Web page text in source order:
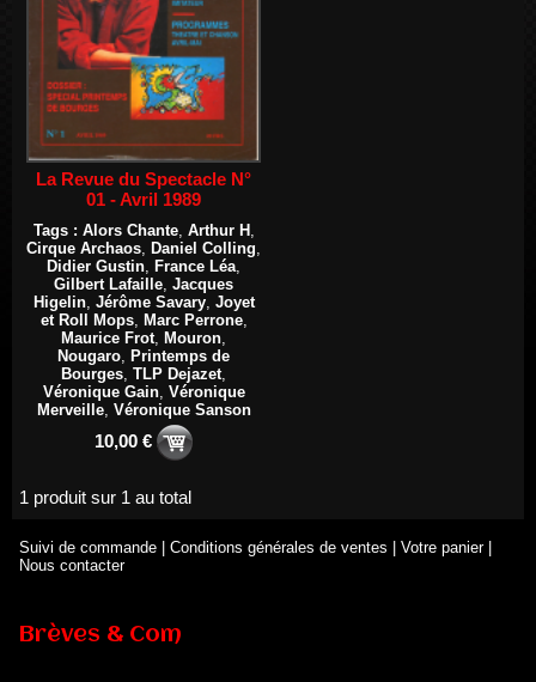
La Revue du Spectacle N°
01 - Avril 1989
Tags : Alors Chante, Arthur H ,
Cirque Archaos, Daniel Colling,
Didier Gustin, France Léa,
Gilbert Lafaille, Jacques
Higelin, Jérôme Savary, Joyet
et Roll Mops, Marc Perrone,
Maurice Frot, Mouron,
Nougaro, Printemps de
Bourges, TLP Dejazet,
Véronique Gain, Véronique
Merveille, Véronique Sanson
10,00 €
1 produit sur 1 au total
Suivi de commande Conditions générales de ventes Votre panier
Nous contacter
Brèves & Com